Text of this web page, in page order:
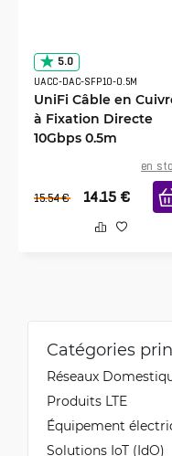
5.0
UACC-DAC-SFP10-0.5M
UniFi Câble en
à Fixation Directe
10Gbps 0.5m
en
15.54 € 14.15 €
Catégories
Réseaux
Produits LTE
Équipement
Solutions IoT (IdO)